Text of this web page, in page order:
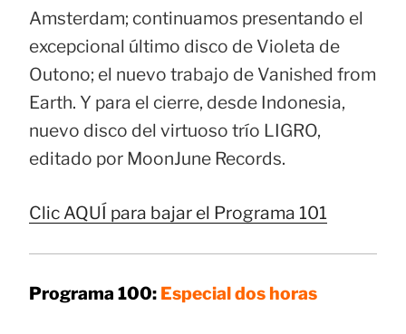
Amsterdam; continuamos presentando el
excepcional último disco de Violeta de
Outono; el nuevo trabajo de Vanished from
Earth. Y para el cierre, desde Indonesia,
nuevo disco del virtuoso trío LIGRO,
editado por MoonJune Records.
Clic AQUÍ para bajar el Programa 101
Programa 100: Especial dos horas